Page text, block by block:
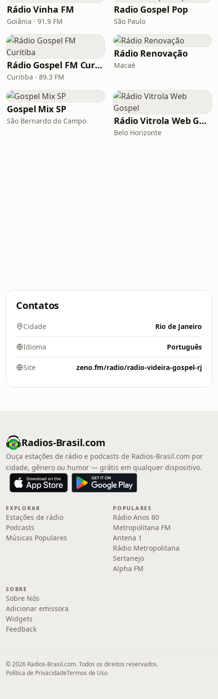
Rádio Vinha FM
Goiânia · 91.9 FM
Radio Gospel Pop
São Paulo
Rádio Gospel FM Curitiba
Curitiba · 89.3 FM
Rádio Renovação
Macaé
Gospel Mix SP
São Bernardo do Campo Rádio Vitrola Web Gospel
Belo Horizonte
Contatos
Cidade Rio de Janeiro
Idioma Português
Site zeno.fm/radio/radio-videira-gospel-rj
Radios-Brasil.com
Ouça estações de rádio e podcasts de Radios-Brasil.com por
cidade, gênero ou humor — grátis em qualquer dispositivo.
EXPLORAR
Estações de rádio
Podcasts
Músicas Populares
POPULARES
Rádio Anos 80
Metropolitana FM
Antena 1
Rádio Metropolitana
Sertanejo
Alpha FM
SOBRE
Sobre Nós
Adicionar emissora
Widgets
Feedback
© 2026 Radios-Brasil.com. Todos os direitos reservados.
Política de PrivacidadeTermos de Uso